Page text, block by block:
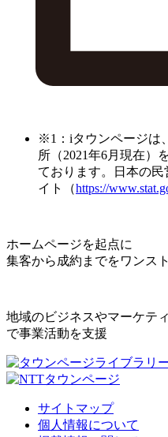
※1：iタウンページは
所（2021年6月現在）
ております。日本の
イト（https://
ホームページを起点に
集客から成約までをワンス
地域のビジネスやマーケテ
で事業活動を支援
サイトマップ
個人情報について